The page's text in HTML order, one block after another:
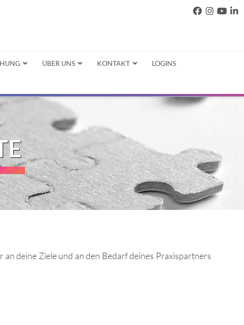
ÜBER UNS KONTAKT LOGINS
deine Ziele und an den Bedarf deines Praxispartners